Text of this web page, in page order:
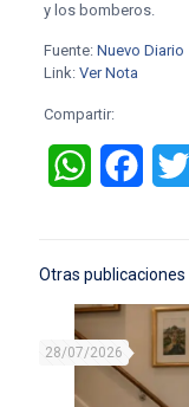
y los bomberos.
Fuente: Nuevo Diario
Link: Ver Nota
Compartir:
WhatsApp
Otras publicaciones
28/07/2026